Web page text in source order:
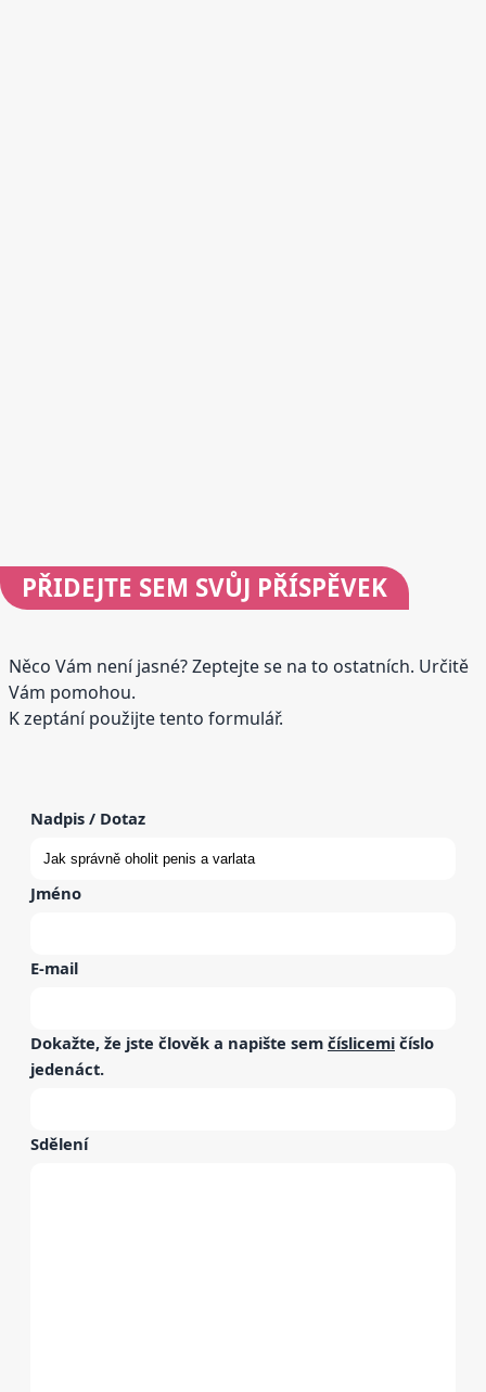
PŘIDEJTE SEM SVŮJ PŘÍSPĚVEK
Něco Vám není jasné? Zeptejte se na to ostatních. Určitě
Vám pomohou.
K zeptání použijte tento formulář.
Nadpis / Dotaz
Jméno
E-mail
Dokažte, že jste člověk a napište sem číslicemi číslo
jedenáct.
Sdělení